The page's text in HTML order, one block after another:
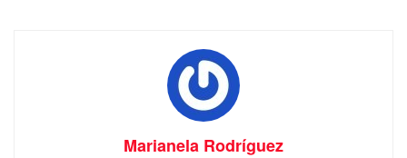
Marianela Rodríguez